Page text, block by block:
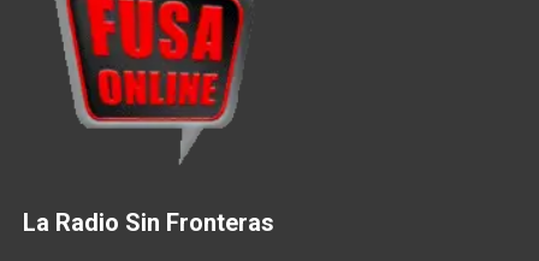
La Radio Sin Fronteras